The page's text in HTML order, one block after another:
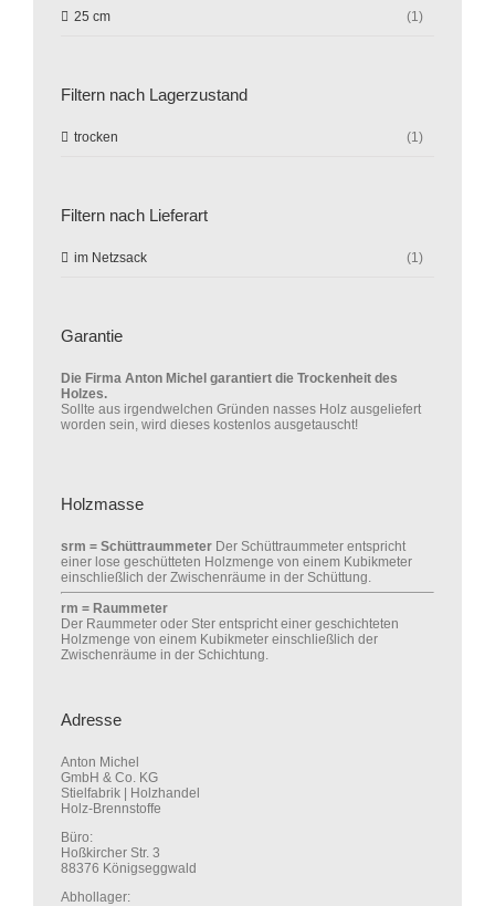
25 cm (1)
Filtern nach Lagerzustand
trocken (1)
Filtern nach Lieferart
im Netzsack (1)
Garantie
Die Firma Anton Michel garantiert die Trockenheit des
Holzes.
Sollte aus irgendwelchen Gründen nasses Holz ausgeliefert
worden sein, wird dieses kostenlos ausgetauscht!
Holzmasse
srm = Schüttraummeter Der Schüttraummeter entspricht
einer lose geschütteten Holzmenge von einem Kubikmeter
einschließlich der Zwischenräume in der Schüttung.
rm = Raummeter
Der Raummeter oder Ster entspricht einer geschichteten
Holzmenge von einem Kubikmeter einschließlich der
Zwischenräume in der Schichtung.
Adresse
Anton Michel
GmbH & Co. KG
Stielfabrik | Holzhandel
Holz-Brennstoffe
Büro:
Hoßkircher Str. 3
88376 Königseggwald
Abhollager: